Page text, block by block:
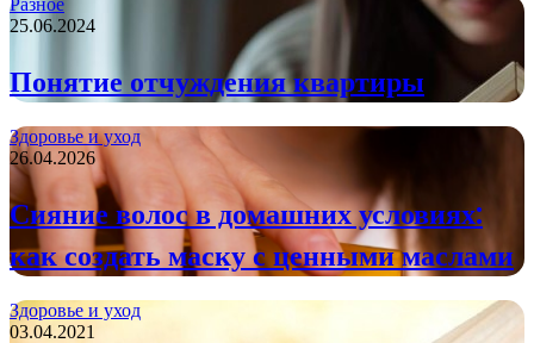
Разное
25.06.2024
Понятие отчуждения квартиры
Здоровье и уход
26.04.2026
Сияние волос в домашних условиях:
как создать маску с ценными маслами
Здоровье и уход
03.04.2021